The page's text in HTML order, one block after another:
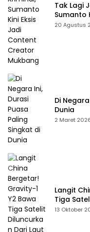
Tak Lagi
Sumanto
Mukbang
20 Agustus
Di
Dunia
2 Maret
Langit
Tiga
13 Oktober